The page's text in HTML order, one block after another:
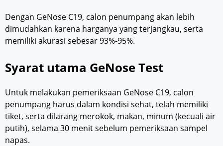
Dengan GeNose C19, calon penumpang akan lebih
dimudahkan karena harganya yang terjangkau, serta
memiliki akurasi sebesar 93%-95%.
Syarat utama GeNose Test
Untuk melakukan pemeriksaan GeNose C19, calon
penumpang harus dalam kondisi sehat, telah memiliki
tiket, serta dilarang merokok, makan, minum (kecuali air
putih), selama 30 menit sebelum pemeriksaan sampel
napas.